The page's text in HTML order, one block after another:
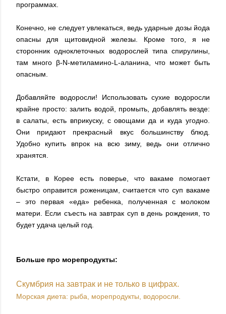
программах.
Конечно, не следует увлекаться, ведь ударные дозы йода
опасны для щитовидной железы. Кроме того, я не
сторонник одноклеточных водорослей типа спирулины,
там много β-N-метиламино-L-аланина, что может быть
опасным.
Добавляйте водоросли! Использовать сухие водоросли
крайне просто: залить водой, промыть, добавлять везде:
в салаты, есть вприкуску, с овощами да и куда угодно.
Они придают прекрасный вкус большинству блюд.
Удобно купить впрок на всю зиму, ведь они отлично
хранятся.
Кстати, в Корее есть поверье, что вакаме помогает
быстро оправится роженицам, считается что суп вакаме
– это первая «еда» ребенка, полученная с молоком
матери. Если съесть на завтрак суп в день рождения, то
будет удача целый год.
Больше про морепродукты:
Скумбрия на завтрак и не только в цифрах.
Морская диета: рыба, морепродукты, водоросли.